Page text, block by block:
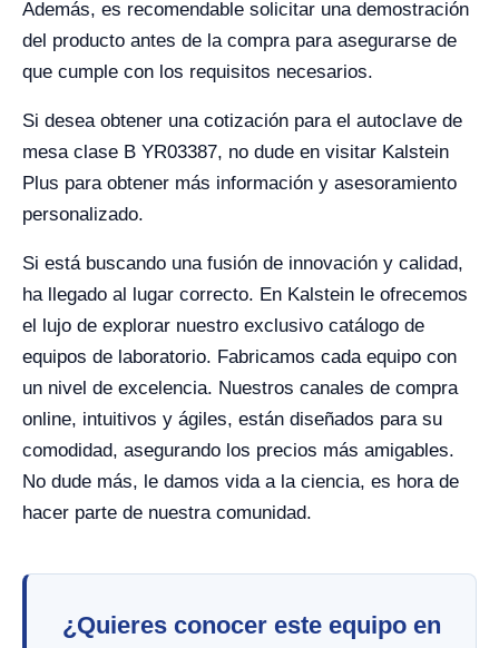
Además, es recomendable solicitar una demostración
del producto antes de la compra para asegurarse de
que cumple con los requisitos necesarios.
Si desea obtener una cotización para el autoclave de
mesa clase B YR03387, no dude en visitar Kalstein
Plus para obtener más información y asesoramiento
personalizado.
Si está buscando una fusión de innovación y calidad,
ha llegado al lugar correcto. En Kalstein le ofrecemos
el lujo de explorar nuestro exclusivo catálogo de
equipos de laboratorio. Fabricamos cada equipo con
un nivel de excelencia. Nuestros canales de compra
online, intuitivos y ágiles, están diseñados para su
comodidad, asegurando los precios más amigables.
No dude más, le damos vida a la ciencia, es hora de
hacer parte de nuestra comunidad.
¿Quieres conocer este equipo en